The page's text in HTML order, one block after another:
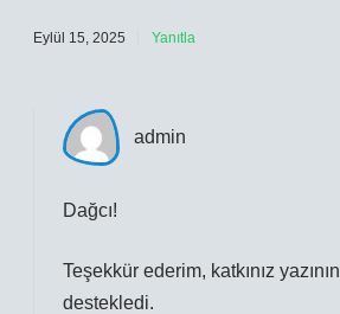
Eylül 15, 2025 Yanıtla
admin
Dağcı!
Teşekkür ederim, katkınız yazının
destekledi.